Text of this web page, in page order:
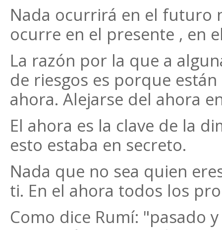
Nada ocurrirá en el futuro
ocurre en el presente , en
La razón por la que a
de riesgos es porque
ahora. Alejarse del ahora
El ahora es la clave de la
esto estaba en secreto.
Nada que no sea quien
ti. En el ahora todos los
Como dice Rumí: "pasado